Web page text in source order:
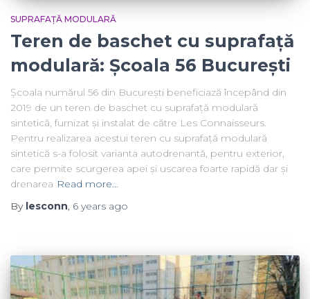
SUPRAFAȚĂ MODULARĂ
Teren de baschet cu suprafață
modulară: Școala 56 București
Școala numărul 56 din București beneficiază începând din
2019 de un teren de baschet cu suprafață modulară
sintetică, furnizat și instalat de către Les Connaisseurs.
Pentru realizarea acestui teren cu suprafață modulară
sintetică s-a folosit varianta autodrenantă, pentru exterior,
care permite scurgerea apei și uscarea foarte rapidă dar și
drenarea Read more…
By lesconn 6 years ago